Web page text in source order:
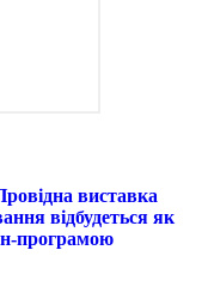
виставка
відбудеться як
програмою